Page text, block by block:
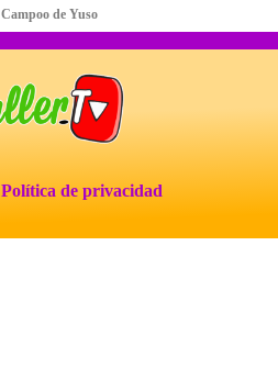
de Yuso
de privacidad